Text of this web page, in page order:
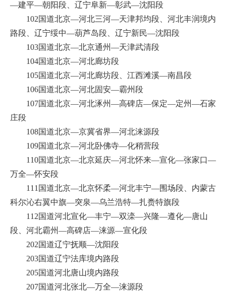
—建平—朝阳段、辽宁阜新—彰武—沈阳段
102国道北京—河北三河—天津邦均段、河北丰润境内
路段、辽宁绥中—葫芦岛段、辽宁新民—沈阳段
103国道北京—北京通州—天津武清段
104国道北京—河北廊坊段
105国道北京—河北廊坊段、江西滩溪—南昌段
106国道北京—河北固安—霸州段
107国道北京—河北涿州—高碑店—保定—定州—石家
庄段
108国道北京—京冀省界—河北涞源段
109国道北京—河北卧佛寺—化稍营段
110国道北京—北京延庆—河北怀来—宣化—张家口—
万全—怀安段
111国道北京—北京怀柔—河北丰宁—围场段、内蒙古
科尔沁右翼中旗—突泉—乌兰浩特—扎赉特旗段
112国道河北宣化—丰宁—双滦—兴隆—遵化—唐山
段、河北霸州—高碑店—涞源—宣化段
202国道辽宁抚顺—沈阳段
203国道辽宁法库境内路段
205国道河北唐山境内路段
207国道河北张北—万全—涞源段